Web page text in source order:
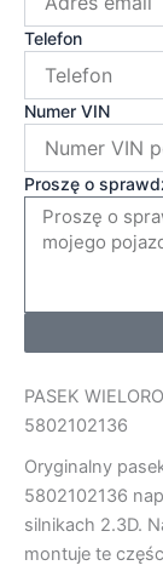
Telefon
Numer VIN
Proszę o
PASEK
5802102136
Oryginalny
5802102136
silnikach 2.3D.
montuje te